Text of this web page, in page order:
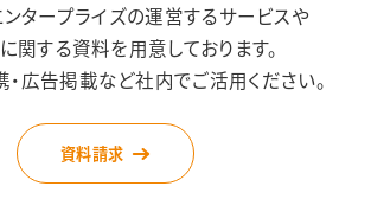
ンタープライズの運営するサービスや
関する資料を用意しております。
・広告掲載など社内でご活用ください。
資料請求